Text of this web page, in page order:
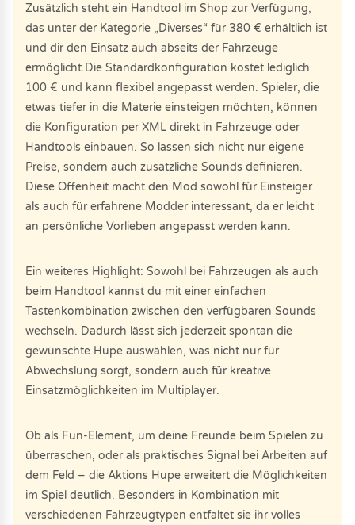
Zusätzlich steht ein Handtool im Shop zur Verfügung,
das unter der Kategorie „Diverses“ für 380 € erhältlich ist
und dir den Einsatz auch abseits der Fahrzeuge
ermöglicht.Die Standardkonfiguration kostet lediglich
100 € und kann flexibel angepasst werden. Spieler, die
etwas tiefer in die Materie einsteigen möchten, können
die Konfiguration per XML direkt in Fahrzeuge oder
Handtools einbauen. So lassen sich nicht nur eigene
Preise, sondern auch zusätzliche Sounds definieren.
Diese Offenheit macht den Mod sowohl für Einsteiger
als auch für erfahrene Modder interessant, da er leicht
an persönliche Vorlieben angepasst werden kann.
Ein weiteres Highlight: Sowohl bei Fahrzeugen als auch
beim Handtool kannst du mit einer einfachen
Tastenkombination zwischen den verfügbaren Sounds
wechseln. Dadurch lässt sich jederzeit spontan die
gewünschte Hupe auswählen, was nicht nur für
Abwechslung sorgt, sondern auch für kreative
Einsatzmöglichkeiten im Multiplayer.
Ob als Fun-Element, um deine Freunde beim Spielen zu
überraschen, oder als praktisches Signal bei Arbeiten auf
dem Feld – die Aktions Hupe erweitert die Möglichkeiten
im Spiel deutlich. Besonders in Kombination mit
verschiedenen Fahrzeugtypen entfaltet sie ihr volles